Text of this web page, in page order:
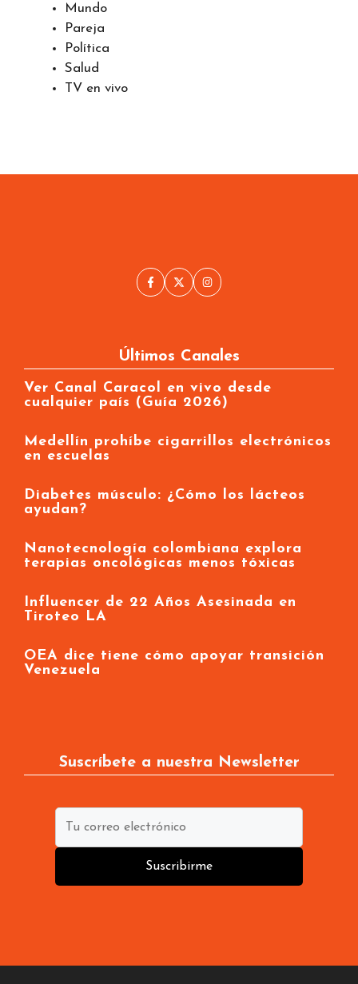
Mundo
Pareja
Política
Salud
TV en vivo
Últimos Canales
Ver Canal Caracol en vivo desde
cualquier país (Guía 2026)
Medellín prohíbe cigarrillos electrónicos
en escuelas
Diabetes músculo: ¿Cómo los lácteos
ayudan?
Nanotecnología colombiana explora
terapias oncológicas menos tóxicas
Influencer de 22 Años Asesinada en
Tiroteo LA
OEA dice tiene cómo apoyar transición
Venezuela
Suscríbete a nuestra Newsletter
Suscribirme